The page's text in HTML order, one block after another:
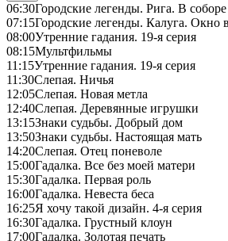
06:30Городские легенды. Рига. В
07:15Городские легенды. Калуга. Окно
08:00Утренние гадания. 19-я серия
08:15Мультфильмы
11:15Утренние гадания. 19-я серия
11:30Слепая. Ничья
12:05Слепая. Новая метла
12:40Слепая. Деревянные игрушки
13:15Знаки судьбы. Добрый дом
13:50Знаки судьбы. Настоящая мать
14:20Слепая. Отец поневоле
15:00Гадалка. Все без моей матери
15:30Гадалка. Первая роль
16:00Гадалка. Невеста беса
16:25Я хочу такой дизайн. 4-я серия
16:30Гадалка. Грустный клоун
17:00Гадалка. Золотая печать